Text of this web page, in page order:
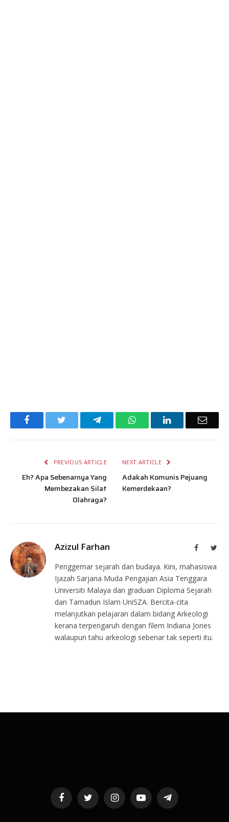
Facebook TelegramWhatsAppLinkedIn Email
PREVIOUS ARTICLE
Eh? Apa Sebenarnya Yang
Membezakan Silat
Olahraga?
NEXT ARTICLE
Adakah Komunis Pejuang
Kemerdekaan?
Azizul Farhan Facebook
Penggemar sejarah dan budaya. Kini, mahasiswa
Ijazah Sarjana Muda Pengajian Asia Tenggara
Universiti Malaya dan graduan Diploma Sejarah
dan Tamadun Islam UniSZA. Bercita-cita
melanjutkan pelajaran dalam bidang Arkeologi
kerana terpengaruh dengan filem Indiana Jones
walaupun tahu arkeologi sebenar tak seperti itu.
FacebookTwitter InstagramYouTubeTelegram